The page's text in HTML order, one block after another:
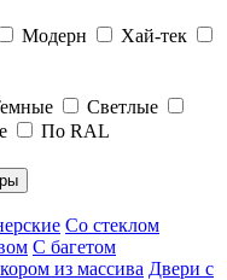
Модерн
Хай-тек
Светлые
По RAL
Со стеклом
С багетом
из массива Двери с